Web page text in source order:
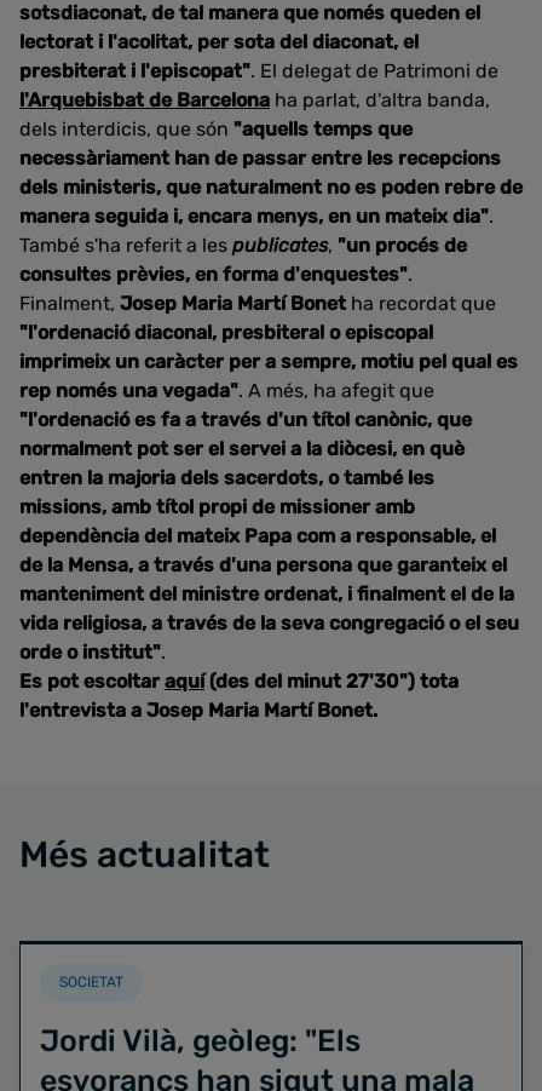
sotsdiaconat, de tal manera que només queden el
lectorat i l'acolitat, per sota del diaconat, el
presbiterat i l'episcopat". El delegat de Patrimoni de
l'Arquebisbat de Barcelona ha parlat, d'altra banda,
dels interdicis, que són "aquells temps que
necessàriament han de passar entre les recepcions
dels ministeris, que naturalment no es poden rebre de
manera seguida i, encara menys, en un mateix dia".
També s'ha referit a les publicates, "un procés de
consultes prèvies, en forma d'enquestes".
Finalment, Josep Maria Martí Bonet ha recordat que
"l'ordenació diaconal, presbiteral o episcopal
imprimeix un caràcter per a sempre, motiu pel qual es
rep només una vegada". A més, ha afegit que
"l'ordenació es fa a través d'un títol canònic, que
normalment pot ser el servei a la diòcesi, en què
entren la majoria dels sacerdots, o també les
missions, amb títol propi de missioner amb
dependència del mateix Papa com a responsable, el
de la Mensa, a través d'una persona que garanteix el
manteniment del ministre ordenat, i finalment el de la
vida religiosa, a través de la seva congregació o el seu
orde o institut".
Es pot escoltar aquí(des del minut 27'30") tota
l'entrevista a Josep Maria Martí Bonet.
Més actualitat
SOCIETAT
Jordi Vilà, geòleg: "Els
esvorancs han sigut una mala